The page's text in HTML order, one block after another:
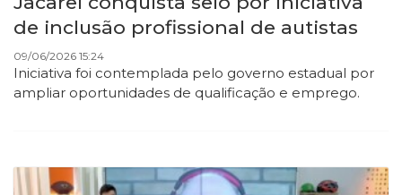
de inclusão profissional de autistas
09/06/2026 15:24
Iniciativa foi contemplada pelo governo estadual por
ampliar oportunidades de qualificação e emprego.